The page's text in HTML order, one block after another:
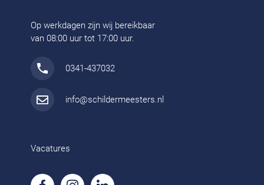
Op werkdagen zijn wij bereikbaar
van 08:00 uur tot 17:00 uur.
0341-437032
info@schildermeesters.nl
Vacatures